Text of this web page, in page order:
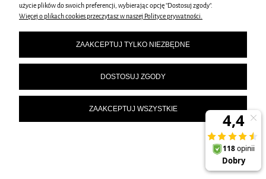
75,00 zł
użycie plików do swoich preferencji, wybierając opcję "Dostosuj zgody".
Więcej o plikach cookies przeczytasz w naszej Polityce prywatności.
ZAAKCEPTUJ TYLKO NIEZBĘDNE
DOSTOSUJ ZGODY
ZAAKCEPTUJ WSZYSTKIE